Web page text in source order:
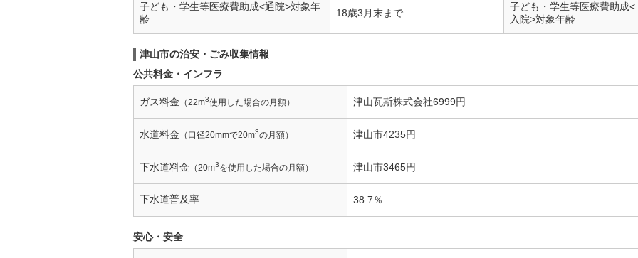
子ども・学生等医療費助成<通院>対象年
齢
18歳3月末まで
子ども・学生等医療費助成<
入院>対象年齢
津山市の治安・ごみ収集情報
公共料金・インフラ
ガス料金 （22m3使用した場合の月額） 津山瓦斯株式会社6999円
水道料金 （口径20mmで20m3の月額） 津山市4235円
下水道料金 （20m3を使用した場合の月額） 津山市3465円
下水道普及率 38.7％
安心・安全